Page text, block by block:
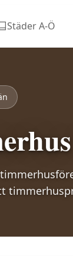
Städer A-Ö